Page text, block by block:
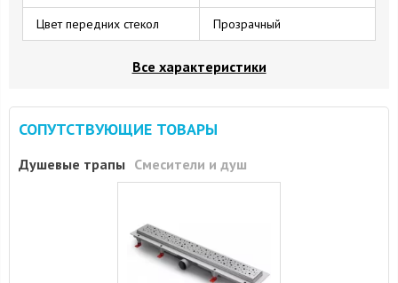
Цвет передних стекол Прозрачный
Все характеристики
СОПУТСТВУЮЩИЕ ТОВАРЫ
Душевые трапы Смесители и душ